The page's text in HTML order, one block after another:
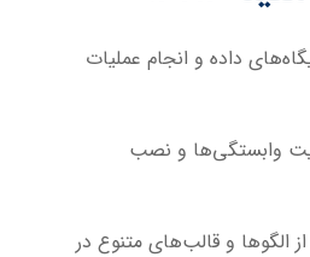
داده و انجام عملیات
وابستگی‌ها و نصب
الگوها و قالب‌های متنوع در